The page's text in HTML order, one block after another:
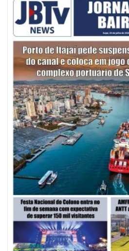
temperatura
ITAJAÍ
06/08/2026 | 10:02